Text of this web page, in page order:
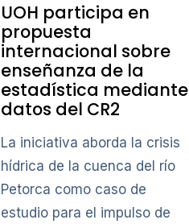
UOH participa en
propuesta
internacional sobre
enseñanza de la
estadística mediante
datos del CR2
La iniciativa aborda la crisis
hídrica de la cuenca del río
Petorca como caso de
estudio para el impulso de